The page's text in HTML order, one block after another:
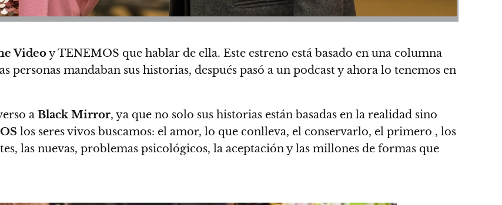
Videoy TENEMOS que hablar de ella. Este estreno está basado en una columna
personas mandaban sus historias, después pasó a un podcast y ahora lo tenemos en
a Black Mirror, ya que no solo sus historias están basadas en la realidad sino
los seres vivos buscamos: el amor, lo que conlleva, el conservarlo, el primero , los
las nuevas, problemas psicológicos, la aceptación y las millones de formas que